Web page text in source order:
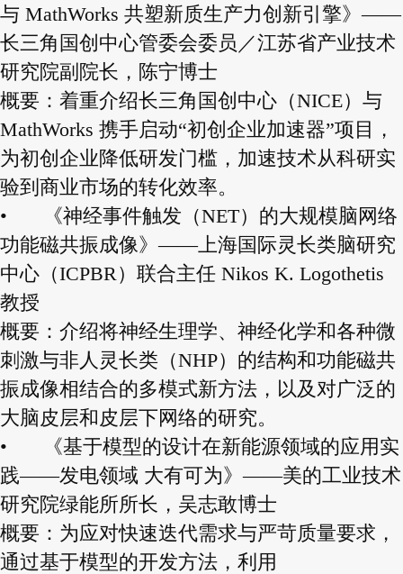
与 MathWorks 共塑新质生产力创新引擎》——
长三角国创中心管委会委员／江苏省产业技术
研究院副院长，陈宁博士
概要：着重介绍长三角国创中心（NICE）与
MathWorks 携手启动“初创企业加速器”项目，
为初创企业降低研发门槛，加速技术从科研实
验到商业市场的转化效率。
•
《神经事件触发（NET）的大规模脑网络
功能磁共振成像》——上海国际灵长类脑研究
中心（ICPBR）联合主任 Nikos K. Logothetis
教授
概要：介绍将神经生理学、神经化学和各种微
刺激与非人灵长类（NHP）的结构和功能磁共
振成像相结合的多模式新方法，以及对广泛的
大脑皮层和皮层下网络的研究。
•
《基于模型的设计在新能源领域的应用实
践——发电领域 大有可为》——美的工业技术
研究院绿能所所长，吴志敢博士
概要：为应对快速迭代需求与严苛质量要求，
通过基于模型的开发方法，利用